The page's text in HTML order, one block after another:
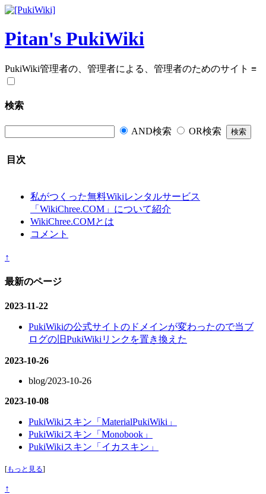
Pitan's PukiWiki
PukiWiki管理者の、管理者による、管理者のためのサイト ≡
検索
AND検索 OR検索
目次
私がつくった無料Wikiレンタルサービス
「WikiChree.COM」について紹介
WikiChree.COMとは
コメント
↑
最新のページ
2023-11-22
PukiWikiの公式サイトのドメインが変わったので当ブ
ログの旧PukiWikiリンクを置き換えた
2023-10-26
blog/2023-10-26
2023-10-08
PukiWikiスキン「MaterialPukiWiki」
PukiWikiスキン「Monobook」
PukiWikiスキン「イカスキン」
[もっと見る]
↑